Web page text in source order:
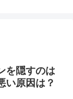
を隠すのは
い原因は？